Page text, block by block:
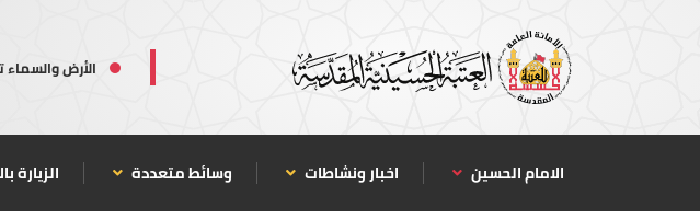
الأرض
الامام الحسين اخبار ونشاطات وسائط متعددة الزيارة